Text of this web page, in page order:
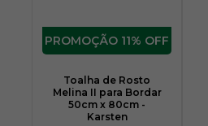
11% OFF
Toalha de Rosto
Melina II para Bordar
50cm x 80cm -
Karsten